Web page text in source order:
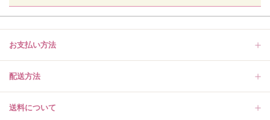
お支払い方法
配送方法
送料について